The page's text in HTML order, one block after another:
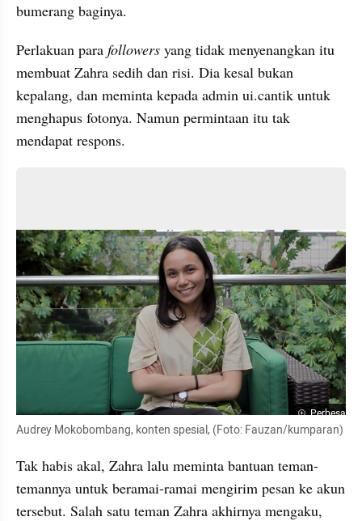
bumerang baginya.
Perlakuan para followers yang tidak menyenangkan itu
membuat Zahra sedih dan risi. Dia kesal bukan
kepalang, dan meminta kepada admin ui.cantik untuk
menghapus fotonya. Namun permintaan itu tak
mendapat respons.
Perbesar
Audrey Mokobombang, konten spesial, (Foto: Fauzan/kumparan)
Tak habis akal, Zahra lalu meminta bantuan teman-
temannya untuk beramai-ramai mengirim pesan ke akun
tersebut. Salah satu teman Zahra akhirnya mengaku,